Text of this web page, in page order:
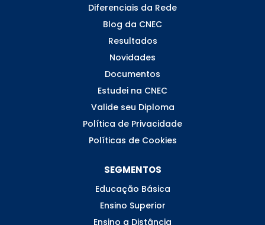
Diferenciais da Rede
Blog da CNEC
Resultados
Novidades
Documentos
Estudei na CNEC
Valide seu Diploma
Política de Privacidade
Políticas de Cookies
SEGMENTOS
Educação Básica
Ensino Superior
Ensino a Distância